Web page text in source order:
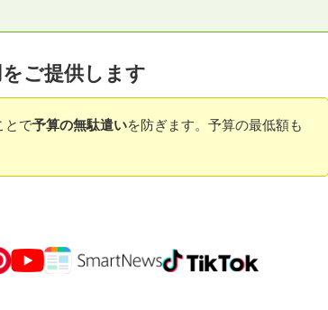
ご提供します
とで予算の無駄遣いを防ぎます。予算の最低額も